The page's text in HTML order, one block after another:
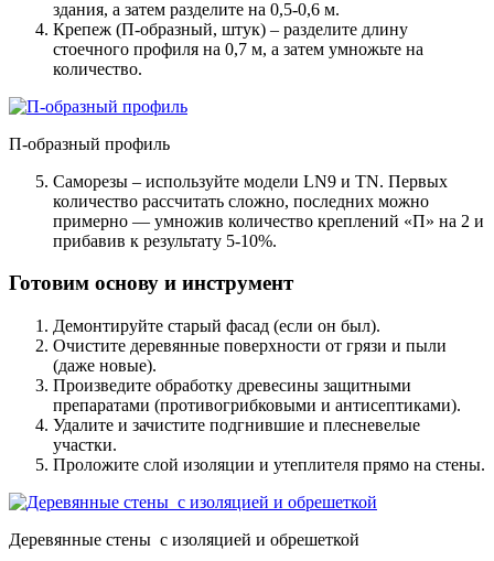
здания, а затем разделите на 0,5-0,6 м.
Крепеж (П-образный, штук) – разделите длину
стоечного профиля на 0,7 м, а затем умножьте на
количество.
П-образный профиль
Саморезы – используйте модели LN9 и TN. Первых
количество рассчитать сложно, последних можно
примерно — умножив количество креплений «П» на 2 и
прибавив к результату 5-10%.
Готовим основу и инструмент
Демонтируйте старый фасад (если он был).
Очистите деревянные поверхности от грязи и пыли
(даже новые).
Произведите обработку древесины защитными
препаратами (противогрибковыми и антисептиками).
Удалите и зачистите подгнившие и плесневелые
участки.
Проложите слой изоляции и утеплителя прямо на стены.
Деревянные стены с изоляцией и обрешеткой